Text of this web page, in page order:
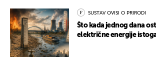
SUSTAV OVISI O PRIRODI
Što kada jednog dana
električne energije